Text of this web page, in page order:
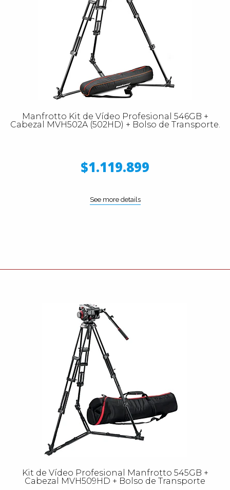
Manfrotto Kit de Vídeo Profesional 546GB +
Cabezal MVH502A (502HD) + Bolso de Transporte.
$1.119.899
See more details
Kit de Vídeo Profesional Manfrotto 545GB +
Cabezal MVH509HD + Bolso de Transporte